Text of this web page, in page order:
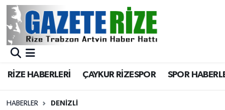
RİZE HABERLERİ ÇAYKUR RİZESPOR SPOR
HABERLER DENIZLI
BÖLGEMİZ
Asayiş
Merkez Nöbetçi Eczaneler
Merkez Trafik Yoğunluk Haritası